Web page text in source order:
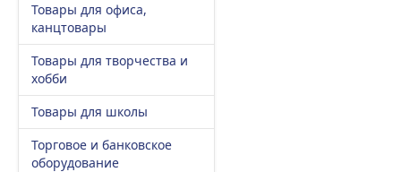
Товары для офиса,
канцтовары
Товары для творчества и
хобби
Товары для школы
Торговое и банковское
оборудование